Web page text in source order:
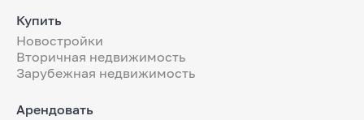
Купить
Новостройки
Вторичная недвижимость
Зарубежная недвижимость
Арендовать